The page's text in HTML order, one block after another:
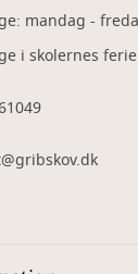
mandag -
i skolernes